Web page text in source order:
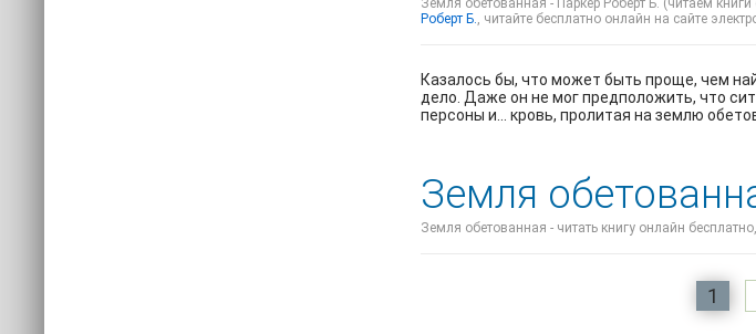
Роберт Б.
, читайте бесплатно онлайн на сайте
Казалось бы, что может быть проще, чем
дело. Даже он не мог предположить, что
персоны и... кровь, пролитая на землю
Земля
Земля обетованная - читать книгу онлайн
1